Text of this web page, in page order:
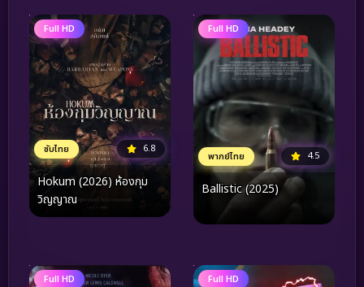
Full HD
ซับไทย 6.8
Hokum (2026) ห้องกุม
วิญญาณ
Full HD
พากย์ไทย 4.5
Ballistic (2025)
Full HD Full HD